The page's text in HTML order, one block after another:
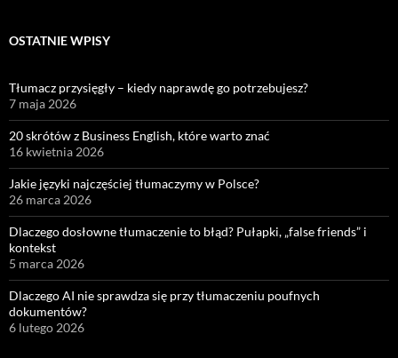
OSTATNIE WPISY
Tłumacz przysięgły – kiedy naprawdę go potrzebujesz?
7 maja 2026
20 skrótów z Business English, które warto znać
16 kwietnia 2026
Jakie języki najczęściej tłumaczymy w Polsce?
26 marca 2026
Dlaczego dosłowne tłumaczenie to błąd? Pułapki, „false friends” i
kontekst
5 marca 2026
Dlaczego AI nie sprawdza się przy tłumaczeniu poufnych
dokumentów?
6 lutego 2026